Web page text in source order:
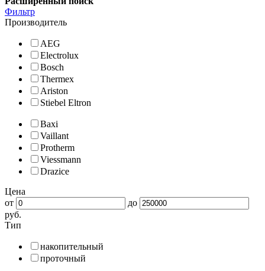
Фильтр
Производитель
AEG
Electrolux
Bosch
Thermex
Ariston
Stiebel Eltron
Baxi
Vaillant
Protherm
Viessmann
Drazice
Цена
от
до
руб.
Тип
накопительный
проточный